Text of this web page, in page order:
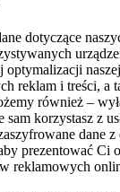
dotyczące
optymalizacji
reklam i treści, a
również –
korzystasz z
dane z
prezentować Ci
reklamowych